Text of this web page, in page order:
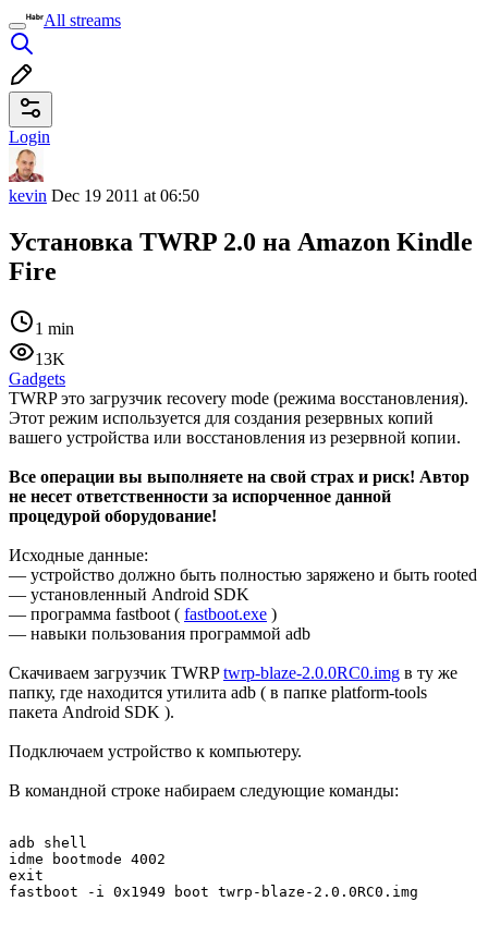
All streams
Login
kevin Dec 19 2011 at 06:50
Установка TWRP 2.0 на Amazon Kindle
Fire
1 min
13K
Gadgets
TWRP это загрузчик recovery mode (режима восстановления).
Этот режим используется для создания резервных копий
вашего устройства или восстановления из резервной копии.
Все операции вы выполняете на свой страх и риск! Автор
не несет ответственности за испорченное данной
процедурой оборудование!
Исходные данные:
— устройство должно быть полностью заряжено и быть rooted
— установленный Android SDK
— программа fastboot ( fastboot.exe )
— навыки пользования программой adb
Скачиваем загрузчик TWRPtwrp-blaze-2.0.0RC0.img в ту же
папку, где находится утилита adb ( в папке platform-tools
пакета Android SDK ).
Подключаем устройство к компьютеру.
В командной строке набираем следующие команды:
adb shell
idme bootmode 4002
exit